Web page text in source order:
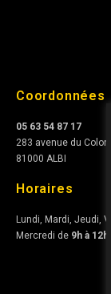
Coordonnées
05 63 54 87 17
283 avenue du
81000 ALBI
Horaires
Lundi, Mardi, Jeudi,
Mercredi de 9h à 12h